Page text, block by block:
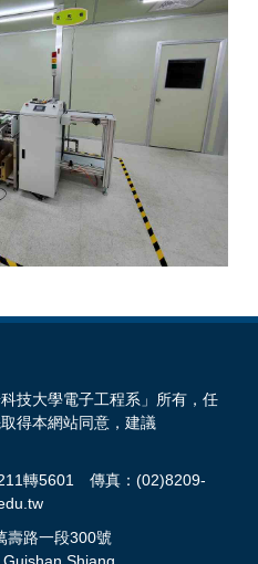
技大學電子工程系」所有，任
得本網站同意，建議
轉5601 傳真：(02)8209-
壽路一段300號
Shiang